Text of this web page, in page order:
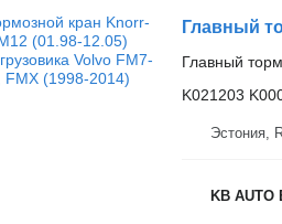
Главный
K021203
Эстония,
KB AUTO